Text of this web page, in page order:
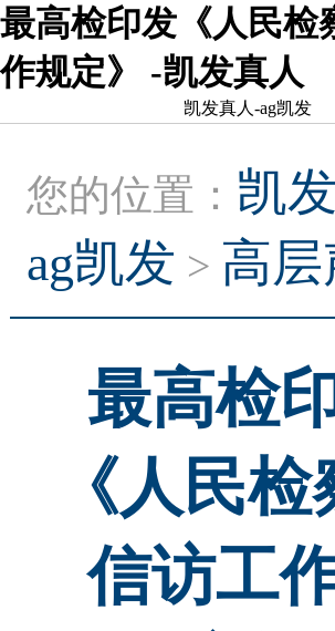
最高检印发《人民检
作规定》 -凯发真人
凯发真人-ag凯发
您的位置： 凯
ag凯发 > 高
最高检
《人民
信访工